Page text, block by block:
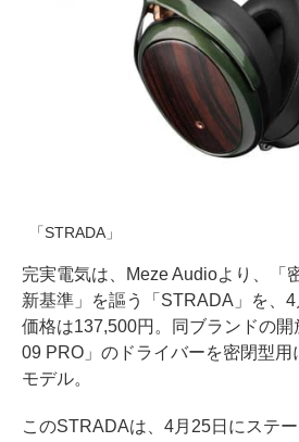
「STRADA」
完実電気は、Meze Audioより、「
新基準」を謳う「STRADA」を、4
価格は137,500円。同ブランドの
09 PRO」のドライバーを密閉型用
モデル。
このSTRADAは、4月25日にステ